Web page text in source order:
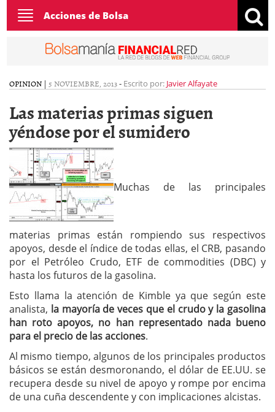
Toggle
navigation
Acciones de Bolsa
OPINION | 5 NOVIEMBRE, 2013- Escrito por: Javier Alfayate
Las materias primas siguen
yéndose por el sumidero
Muchas de las principales
materias primas están rompiendo sus respectivos
apoyos, desde el índice de todas ellas, el CRB, pasando
por el Petróleo Crudo, ETF de commodities (DBC) y
hasta los futuros de la gasolina.
Esto llama la atención de Kimble ya que según este
analista, la mayoría de veces que el crudo y la gasolina
han roto apoyos, no han representado nada bueno
para el precio de las acciones.
Al mismo tiempo, algunos de los principales productos
básicos se están desmoronando, el dólar de EE.UU. se
recupera desde su nivel de apoyo y rompe por encima
de una cuña descendente y con implicaciones alcistas.